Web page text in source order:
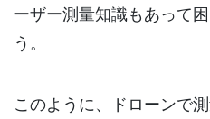
ーザー測量知識もあって
う。
このように、ドローンで